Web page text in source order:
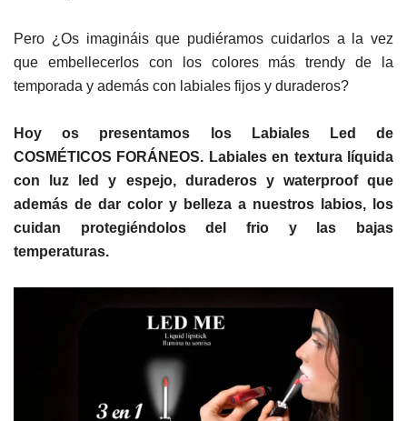
Pero ¿Os imagináis que pudiéramos cuidarlos a la vez
que embellecerlos con los colores más trendy de la
temporada y además con labiales fijos y duraderos?
Hoy os presentamos los Labiales Led de
COSMÉTICOS FORÁNEOS. Labiales en textura líquida
con luz led y espejo, duraderos y waterproof que
además de dar color y belleza a nuestros labios, los
cuidan protegiéndolos del frio y las bajas
temperaturas.